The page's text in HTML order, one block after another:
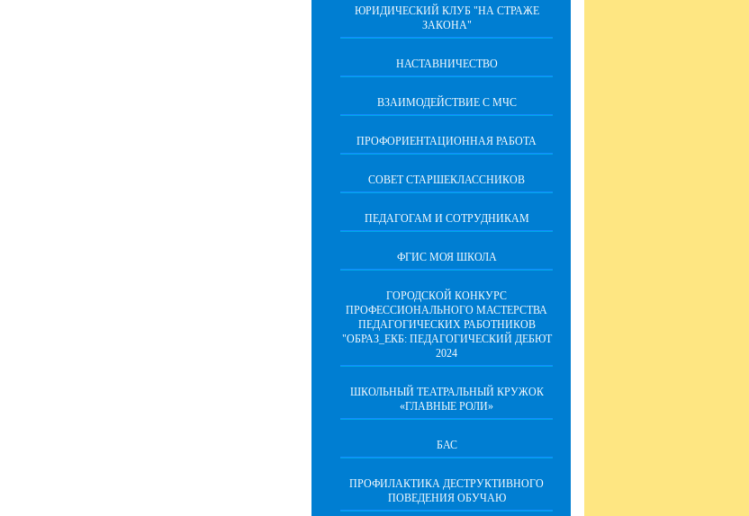
ЮРИДИЧЕСКИЙ КЛУБ "НА СТРАЖЕ
ЗАКОНА"
НАСТАВНИЧЕСТВО
ВЗАИМОДЕЙСТВИЕ С МЧС
ПРОФОРИЕНТАЦИОННАЯ РАБОТА
СОВЕТ СТАРШЕКЛАССНИКОВ
ПЕДАГОГАМ И СОТРУДНИКАМ
ФГИС МОЯ ШКОЛА
ГОРОДСКОЙ КОНКУРС
ПРОФЕССИОНАЛЬНОГО МАСТЕРСТВА
ПЕДАГОГИЧЕСКИХ РАБОТНИКОВ
"ОБРАЗ_ЕКБ: ПЕДАГОГИЧЕСКИЙ ДЕБЮТ
2024
ШКОЛЬНЫЙ ТЕАТРАЛЬНЫЙ КРУЖОК
«ГЛАВНЫЕ РОЛИ»
БАС
ПРОФИЛАКТИКА ДЕСТРУКТИВНОГО
ПОВЕДЕНИЯ ОБУЧАЮ